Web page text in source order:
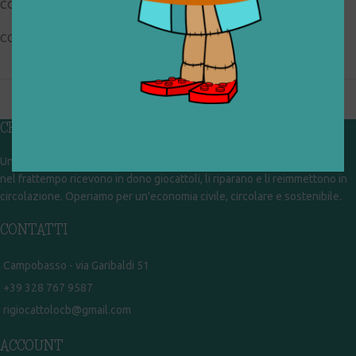
CONDIZIONI: buone, usato
COLLOCAZIONE: BOX1
CHI SIAMO
Un gruppo di volontari che sognano di diventare un centro del riuso e
nel frattempo ricevono in dono giocattoli, li riparano e li reimmettono in
circolazione. Operiamo per un'economia civile, circolare e sostenibile.
CONTATTI
Campobasso - via Garibaldi 51
+39 328 767 9587
rigiocattolocb@gmail.com
ACCOUNT